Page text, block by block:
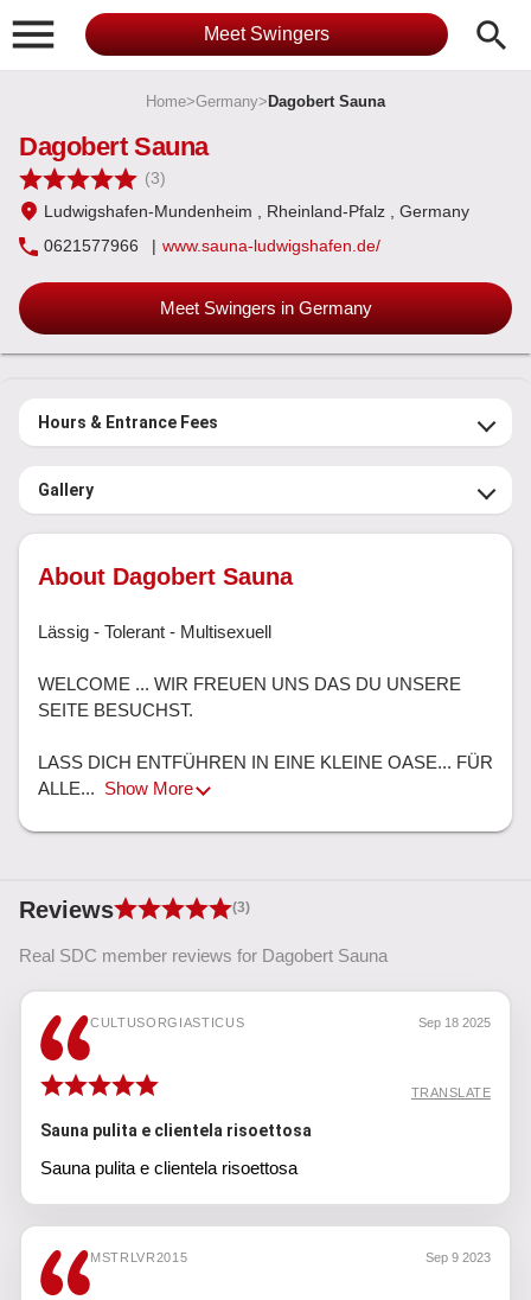
 Meet Swingers search
Home>Germany> Dagobert Sauna
Dagobert Sauna
(3)
Ludwigshafen-Mundenheim
, Rheinland-Pfalz
, Germany
0621577966
| www.sauna-ludwigshafen.de/
Meet Swingers in Germany
Hours & Entrance Fees
Gallery
About Dagobert Sauna
Lässig - Tolerant - Multisexuell
WELCOME ... WIR FREUEN UNS DAS DU UNSERE
SEITE BESUCHST.
LASS DICH ENTFÜHREN IN EINE KLEINE OASE... FÜR
ALLE... Show More
Reviews (3)
Real SDC member reviews for Dagobert Sauna
CULTUSORGIASTICUS Sep 18 2025
TRANSLATE
Sauna pulita e clientela risoettosa
Sauna pulita e clientela risoettosa
MSTRLVR2015 Sep 9 2023